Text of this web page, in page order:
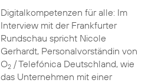
Digitalkompetenzen für alle: Im
Interview mit der Frankfurter
Rundschau spricht Nicole
Gerhardt, Personalvorständin von
O2/ Telefónica Deutschland, wie
das Unternehmen mit einer